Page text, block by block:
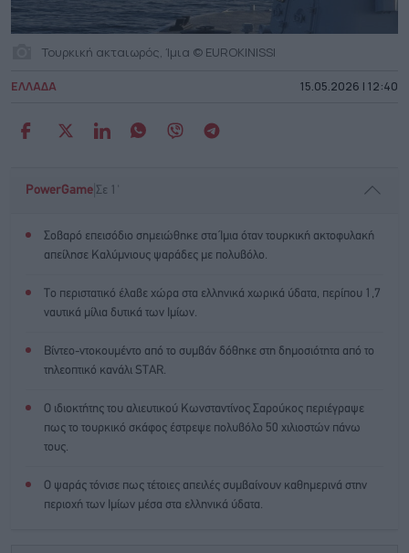
Τουρκική ακταιωρός, Ίμια © EUROKINISSI
ΕΛΛΑΔΑ 15.05.2026 | 12:40
PowerGame Σε 1'
Σοβαρό επεισόδιο σημειώθηκε στα Ίμια όταν τουρκική ακτοφυλακή
απείλησε Καλύμνιους ψαράδες με πολυβόλο.
Το περιστατικό έλαβε χώρα στα ελληνικά χωρικά ύδατα, περίπου 1,7
ναυτικά μίλια δυτικά των Ιμίων.
Βίντεο-ντοκουμέντο από το συμβάν δόθηκε στη δημοσιότητα από το
τηλεοπτικό κανάλι STAR.
Ο ιδιοκτήτης του αλιευτικού Κωνσταντίνος Σαρούκος περιέγραψε
πως το τουρκικό σκάφος έστρεψε πολυβόλο 50 χιλιοστών πάνω
τους.
Ο ψαράς τόνισε πως τέτοιες απειλές συμβαίνουν καθημερινά στην
περιοχή των Ιμίων μέσα στα ελληνικά ύδατα.